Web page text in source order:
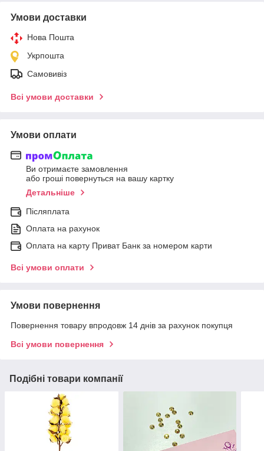
Умови доставки
Нова Пошта
Укрпошта
Самовивіз
Всі умови доставки
Умови оплати
Ви отримаєте замовлення
або гроші повернуться на вашу картку
Детальніше
Післяплата
Оплата на рахунок
Оплата на карту Приват Банк за номером карти
Всі умови оплати
Умови повернення
Повернення товару впродовж 14 днів за рахунок покупця
Всі умови повернення
Подібні товари компанії